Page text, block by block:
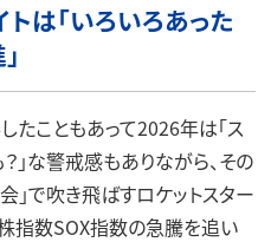
は「いろいろあった
こともあって2026年は「ス
」な警戒感もありながら、その
で吹き飛ばすロケットスター
指数SOX指数の急騰を追い